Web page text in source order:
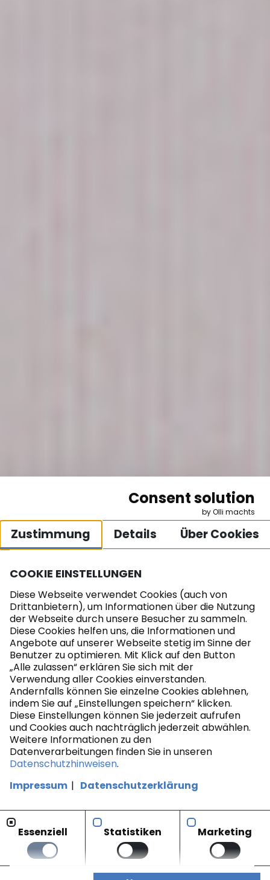
Consent solution
by Olli machts
Zustimmung Details Über Cookies
COOKIE EINSTELLUNGEN
Diese Webseite verwendet Cookies (auch von
Drittanbietern), um Informationen über die Nutzung
der Webseite durch unsere Besucher zu sammeln.
Diese Cookies helfen uns, die Informationen und
Angebote auf unserer Webseite stetig im Sinne der
Benutzer zu optimieren. Mit Klick auf den Button
„Alle zulassen“ erklären Sie sich mit der
Verwendung aller Cookies einverstanden.
Andernfalls können Sie einzelne Cookies ablehnen,
indem Sie auf „Einstellungen speichern“ klicken.
Diese Einstellungen können Sie jederzeit aufrufen
und Cookies auch nachträglich jederzeit abwählen.
Weitere Informationen zu den
Datenverarbeitungen finden Sie in unseren
Datenschutzhinweisen.
Impressum
Datenschutzerklärung
Essenziell Statistiken Marketing